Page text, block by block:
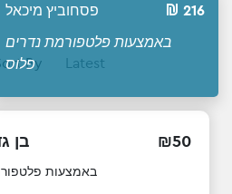
פסחוביץ מיכאל 216
באמצעות פלטפורמת נדרים
פלוס
By
בן ₪50
באמצעות